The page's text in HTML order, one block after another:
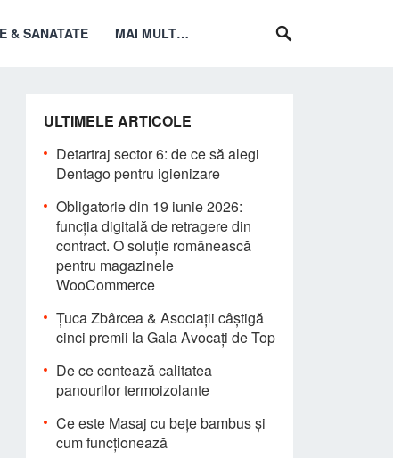
& SANATATE MAI MULT…
ULTIMELE ARTICOLE
Detartraj sector 6: de ce să alegi
Dentago pentru igienizare
Obligatorie din 19 iunie 2026:
funcția digitală de retragere din
contract. O soluție românească
pentru magazinele
WooCommerce
Țuca Zbârcea & Asociații câștigă
cinci premii la Gala Avocați de Top
De ce contează calitatea
panourilor termoizolante
Ce este Masaj cu bețe bambus și
cum funcționează